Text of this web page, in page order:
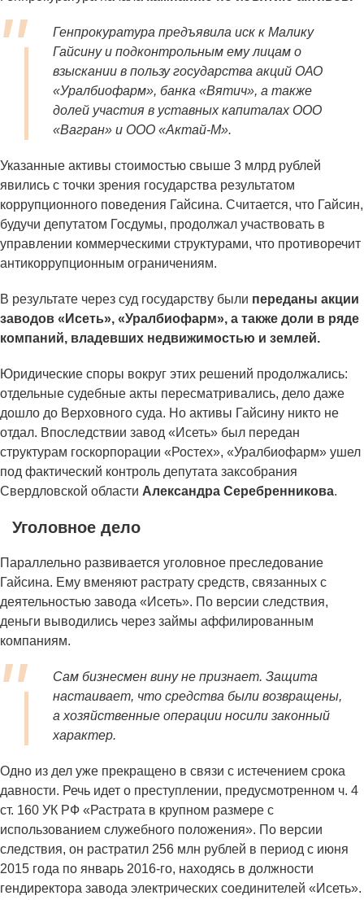
Генпрокуратура предъявила иск к Малику
Гайсину и подконтрольным ему лицам о
взыскании в пользу государства акций ОАО
«Уралбиофарм», банка «Вятич», а также
долей участия в уставных капиталах ООО
«Вагран» и ООО «Актай-М».
Указанные активы стоимостью свыше 3 млрд рублей
явились с точки зрения государства результатом
коррупционного поведения Гайсина. Считается, что Гайсин,
будучи депутатом Госдумы, продолжал участвовать в
управлении коммерческими структурами, что противоречит
антикоррупционным ограничениям.
В результате через суд государству были переданы акции
заводов «Исеть», «Уралбиофарм», а также доли в ряде
компаний, владевших недвижимостью и землей.
Юридические споры вокруг этих решений продолжались:
отдельные судебные акты пересматривались, дело даже
дошло до Верховного суда. Но активы Гайсину никто не
отдал. Впоследствии завод «Исеть» был передан
структурам госкорпорации «Ростех», «Уралбиофарм» ушел
под фактический контроль депутата заксобрания
Свердловской области Александра Серебренникова.
Уголовное дело
Параллельно развивается уголовное преследование
Гайсина. Ему вменяют растрату средств, связанных с
деятельностью завода «Исеть». По версии следствия,
деньги выводились через займы аффилированным
компаниям.
Сам бизнесмен вину не признает. Защита
настаивает, что средства были возвращены,
а хозяйственные операции носили законный
характер.
Одно из дел уже прекращено в связи с истечением срока
давности. Речь идет о преступлении, предусмотренном ч. 4
ст. 160 УК РФ «Растрата в крупном размере с
использованием служебного положения». По версии
следствия, он растратил 256 млн рублей в период с июня
2015 года по январь 2016-го, находясь в должности
гендиректора завода электрических соединителей «Исеть».